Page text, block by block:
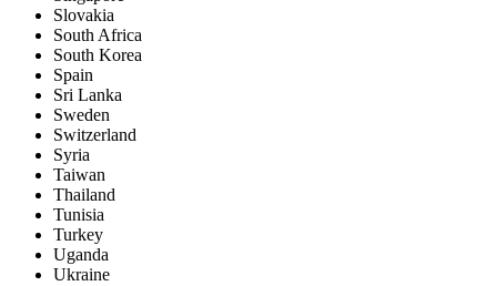
Slovakia
South Africa
South Korea
Spain
Sri Lanka
Sweden
Switzerland
Syria
Taiwan
Thailand
Tunisia
Turkey
Uganda
Ukraine